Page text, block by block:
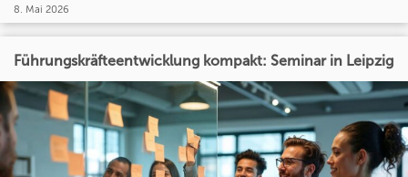
8. Mai 2026
Führungskräfteentwicklung kompakt: Seminar in Leipzig